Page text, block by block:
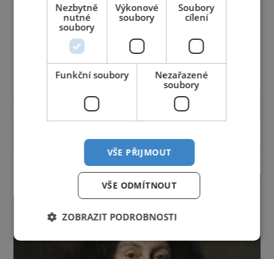
Královéhradecký krajLiberecký kraj
Moravskoslezský krajOlomoucký kraj
Pardubický kraj
Plzeňský krajPraha
Středočeský kraj
Ústecký kraj
Vysočina
Zlínský kraj
reklama
Nezbytně
nutné
soubory
Výkonové
soubory
Soubory
cílení
Funkční soubory
Nezařazené
soubory
VŠE PŘIJMOUT
VŠE ODMÍTNOUT
ZOBRAZIT PODROBNOSTI